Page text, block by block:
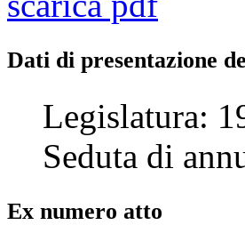
Dati di presentazione
Legislatura:
Seduta di
Ex numero atto